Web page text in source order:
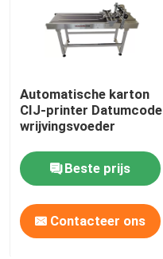
Automatische karton
CIJ-printer Datumcode
wrijvingsvoeder
Beste prijs
Contacteer ons